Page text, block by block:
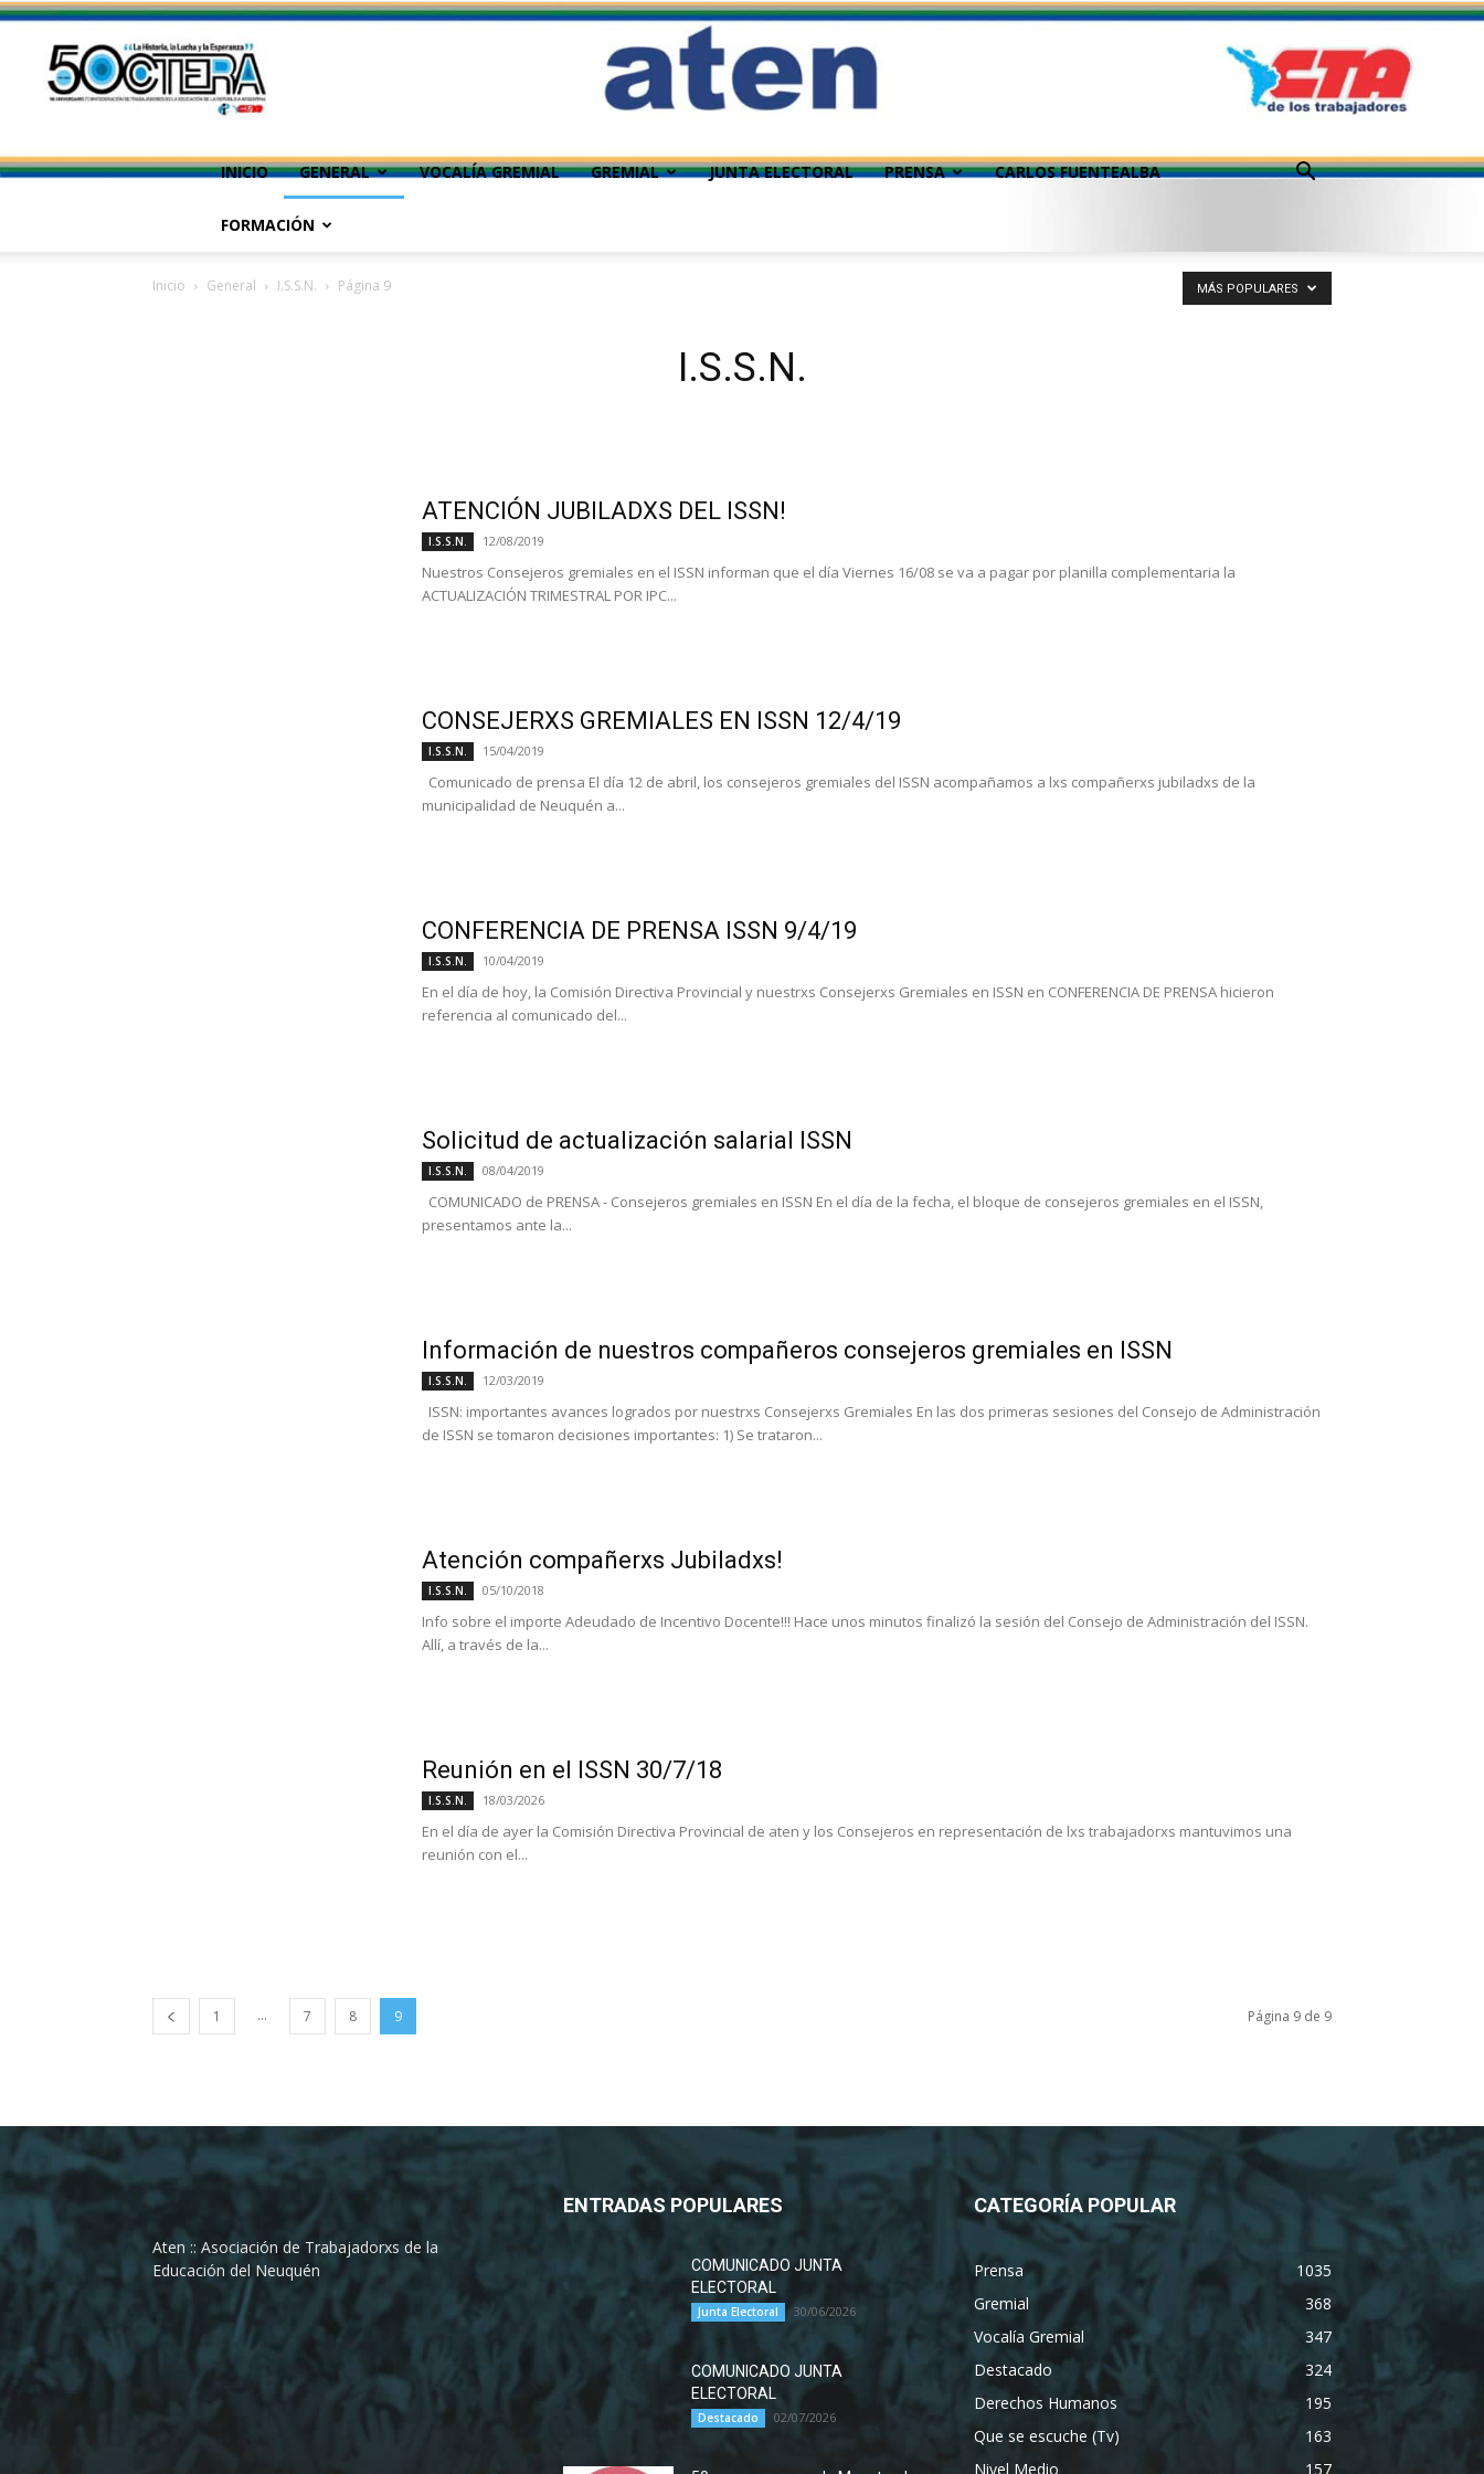
INICIO GENERAL VOCALÍA GREMIAL GREMIAL JUNTA ELECTORAL PRENSA CARLOS FUENTEALBA
FORMACIÓN
Inicio General I.S.S.N. Página 9
I.S.S.N.
MÁS POPULARES
ATENCIÓN JUBILADXS DEL ISSN!
I.S.S.N. 12/08/2019
Nuestros Consejeros gremiales en el ISSN informan que el día Viernes 16/08 se va a pagar por planilla complementaria la
ACTUALIZACIÓN TRIMESTRAL POR IPC...
CONSEJERXS GREMIALES EN ISSN 12/4/19
I.S.S.N. 15/04/2019
Comunicado de prensa El día 12 de abril, los consejeros gremiales del ISSN acompañamos a lxs compañerxs jubiladxs de la
municipalidad de Neuquén a...
CONFERENCIA DE PRENSA ISSN 9/4/19
I.S.S.N. 10/04/2019
En el día de hoy, la Comisión Directiva Provincial y nuestrxs Consejerxs Gremiales en ISSN en CONFERENCIA DE PRENSA hicieron
referencia al comunicado del...
Solicitud de actualización salarial ISSN
I.S.S.N. 08/04/2019
COMUNICADO de PRENSA - Consejeros gremiales en ISSN En el día de la fecha, el bloque de consejeros gremiales en el ISSN,
presentamos ante la...
Información de nuestros compañeros consejeros gremiales en ISSN
I.S.S.N. 12/03/2019
ISSN: importantes avances logrados por nuestrxs Consejerxs Gremiales En las dos primeras sesiones del Consejo de Administración
de ISSN se tomaron decisiones importantes: 1) Se trataron...
Atención compañerxs Jubiladxs!
I.S.S.N. 05/10/2018
Info sobre el importe Adeudado de Incentivo Docente!!! Hace unos minutos finalizó la sesión del Consejo de Administración del ISSN.
Allí, a través de la...
Reunión en el ISSN 30/7/18
I.S.S.N. 18/03/2026
En el día de ayer la Comisión Directiva Provincial de aten y los Consejeros en representación de lxs trabajadorxs mantuvimos una
reunión con el...
1 ... 7 8 9 Página 9 de 9
Aten :: Asociación de Trabajadorxs de la
Educación del Neuquén
ENTRADAS POPULARES
COMUNICADO JUNTA
ELECTORAL
Junta Electoral 30/06/2026
COMUNICADO JUNTA
ELECTORAL
Destacado 02/07/2026
CATEGORÍA POPULAR
Prensa
1035
Gremial
368
Vocalía Gremial
347
Destacado
324
Derechos Humanos
195
Que se escuche (Tv)
163
Nivel Medio
157